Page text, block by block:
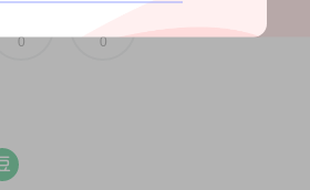
0 0